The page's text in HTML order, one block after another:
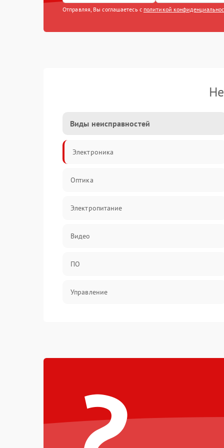
Отправляя, Вы соглашаетесь с политикой
Виды неисправностей
Электроника
Оптика
Электропитание
Видео
ПО
Управление